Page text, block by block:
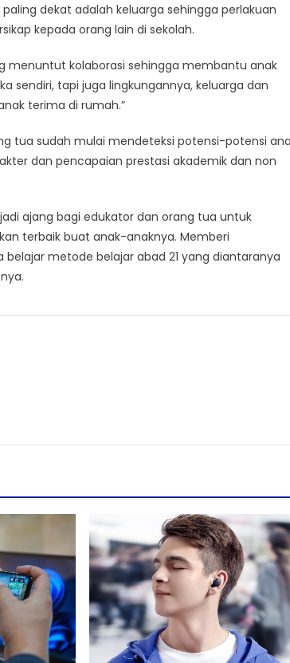
dekat adalah keluarga sehingga perlakuan
kepada orang lain di sekolah.
menuntut kolaborasi sehingga membantu anak
sendiri, tapi juga lingkungannya, keluarga dan
terima di rumah.”
tua sudah mulai mendeteksi potensi-potensi
dan pencapaian prestasi akademik dan non
ajang bagi edukator dan orang tua untuk
terbaik buat anak-anaknya. Memberi
metode belajar abad 21 yang diantaranya